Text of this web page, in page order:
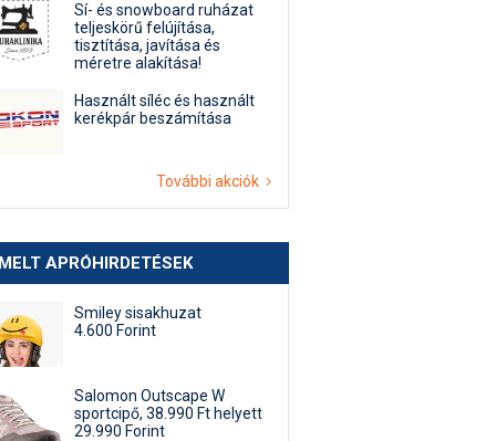
Sí- és snowboard ruházat
teljeskörű felújítása,
tisztítása, javítása és
méretre alakítása!
Használt síléc és használt
kerékpár beszámítása
További akciók
APRÓHIRDETÉSEK
Smiley sisakhuzat
4.600 Forint
Salomon Outscape W
sportcipő, 38.990 Ft helyett
29.990 Forint